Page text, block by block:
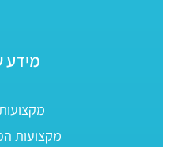
מידע
מקצועות